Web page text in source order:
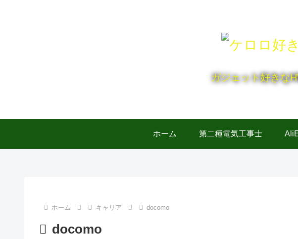
ガジェット好きな
ホーム 第二種電気工事士
ホーム キャリア docomo
docomo